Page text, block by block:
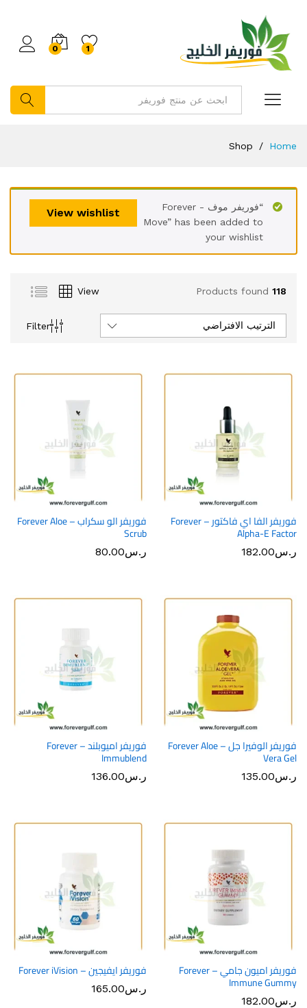
1
0
Home
/
Shop
View wishlist
“فوريفر موف - Forever
Move” has been added to
your wishlist
118
Products found
View
Filter الترتيب الافتراضي
فوريفر الفا اي فاكتور – Forever
Alpha-E Factor
ر.س182.00
فوريفر الو سكراب – Forever Aloe
Scrub
ر.س80.00
فوريفر الوفيرا جل – Forever Aloe
Vera Gel
ر.س135.00
فوريفر اميوبلند – Forever
Immublend
ر.س136.00
فوريفر اميون جامي – Forever
Immune Gummy
ر.س182.00
فوريفر ايفيجين – Forever iVision
ر.س165.00